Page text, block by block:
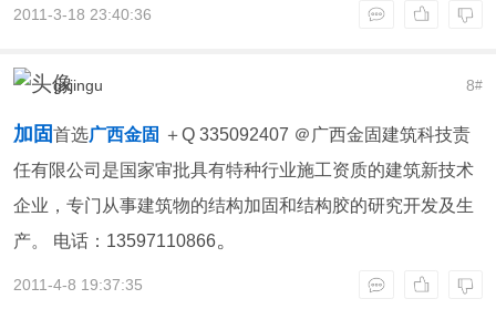
2011-3-18 23:40:36
8#
gxjingu
加固首选广西金固 ＋Q 335092407 ＠广西金固建筑科技责
任有限公司是国家审批具有特种行业施工资质的建筑新技术
企业，专门从事建筑物的结构加固和结构胶的研究开发及生
产。 电话：13597110866。
2011-4-8 19:37:35